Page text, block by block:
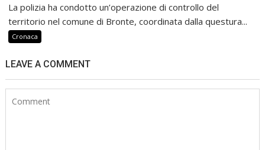
La polizia ha condotto un’operazione di controllo del
territorio nel comune di Bronte, coordinata dalla questura...
Cronaca
LEAVE A COMMENT